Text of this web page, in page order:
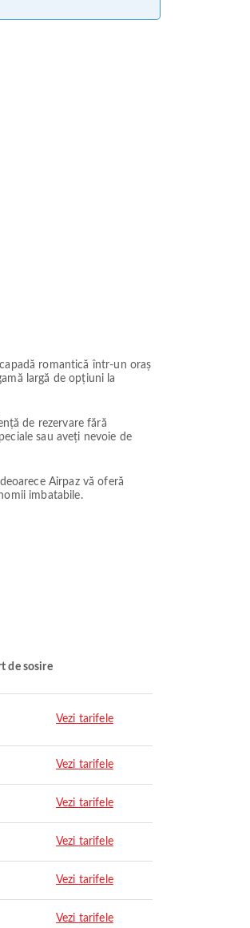
romantică într-un oraș
largă de opțiuni la
de rezervare fără
sau aveți nevoie de
Airpaz vă oferă
imbatabile.
de sosire
Vezi tarifele
Vezi tarifele
Vezi tarifele
Vezi tarifele
Vezi tarifele
Vezi tarifele